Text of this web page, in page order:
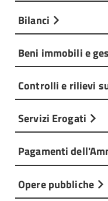
Bilanci
Beni immobili e
Controlli e rilievi
Servizi Erogati
Pagamenti
Opere pubbliche